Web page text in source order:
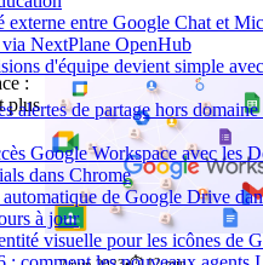
entre Google Chat et
NextPlane OpenHub
d'équipe devient simple
alertes de partage hors
Google Workspace avec les
dans Chrome
de Google Drive
à jour
visuelle pour les icônes de